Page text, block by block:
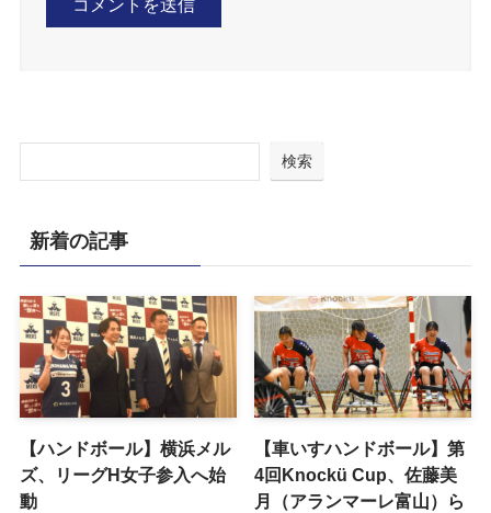
検索
新着の記事
【ハンドボール】横浜メル
ズ、リーグH女子参入へ始
動
【車いすハンドボール】第
4回Knockü Cup、佐藤美
月（アランマーレ富山）ら